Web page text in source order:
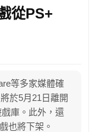
從PS+
等多家媒體確
於5月21日離開
庫。此外，還
也將下架。